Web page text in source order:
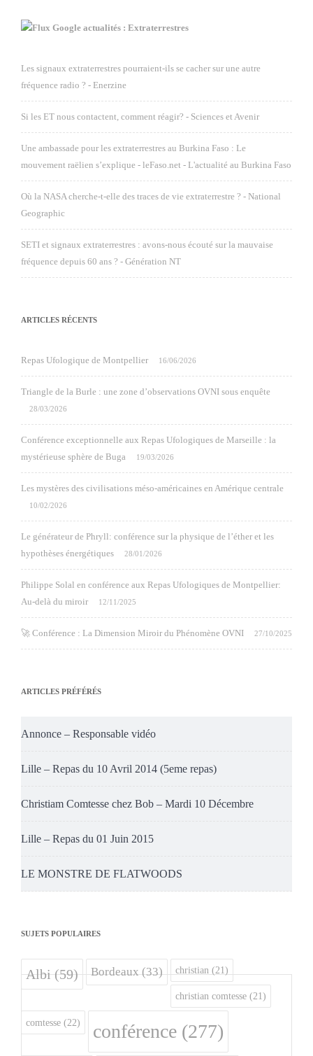
Google actualités : Extraterrestres
Les signaux extraterrestres pourraient-ils se cacher sur une autre
fréquence radio ? - Enerzine
Si les ET nous contactent, comment réagir? - Sciences et Avenir
Une ambassade pour les extraterrestres au Burkina Faso : Le
mouvement raëlien s’explique - leFaso.net - L'actualité au Burkina Faso
Où la NASA cherche-t-elle des traces de vie extraterrestre ? - National
Geographic
SETI et signaux extraterrestres : avons-nous écouté sur la mauvaise
fréquence depuis 60 ans ? - Génération NT
ARTICLES RÉCENTS
Repas Ufologique de Montpellier 16/06/2026
Triangle de la Burle : une zone d’observations OVNI sous enquête
28/03/2026
Conférence exceptionnelle aux Repas Ufologiques de Marseille : la
mystérieuse sphère de Buga
19/03/2026
Les mystères des civilisations méso-américaines en Amérique centrale
10/02/2026
Le générateur de Phryll: conférence sur la physique de l’éther et les
hypothèses énergétiques
28/01/2026
Philippe Solal en conférence aux Repas Ufologiques de Montpellier:
Au-delà du miroir
12/11/2025
🚀 Conférence : La Dimension Miroir du Phénomène OVNI 27/10/2025
ARTICLES PRÉFÉRÉS
Annonce – Responsable vidéo
Lille – Repas du 10 Avril 2014 (5eme repas)
Christiam Comtesse chez Bob – Mardi 10 Décembre
Lille – Repas du 01 Juin 2015
LE MONSTRE DE FLATWOODS
SUJETS POPULAIRES
Albi(59) Bordeaux(33) christian (21)
christian comtesse (21)
comtesse (22) conférence (277)